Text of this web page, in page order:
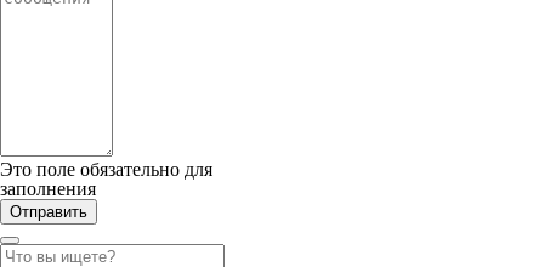
Это поле обязательно для
заполнения